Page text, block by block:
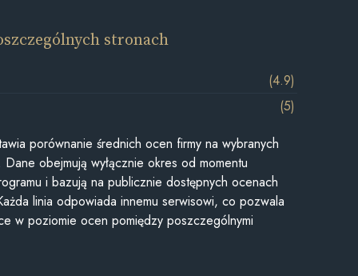
stronach
(4.9)
(5)
porównanie średnich ocen firmy na wybranych
obejmują wyłącznie okres od momentu
i bazują na publicznie dostępnych ocenach
linia odpowiada innemu serwisowi, co pozwala
w poziomie ocen pomiędzy poszczególnymi